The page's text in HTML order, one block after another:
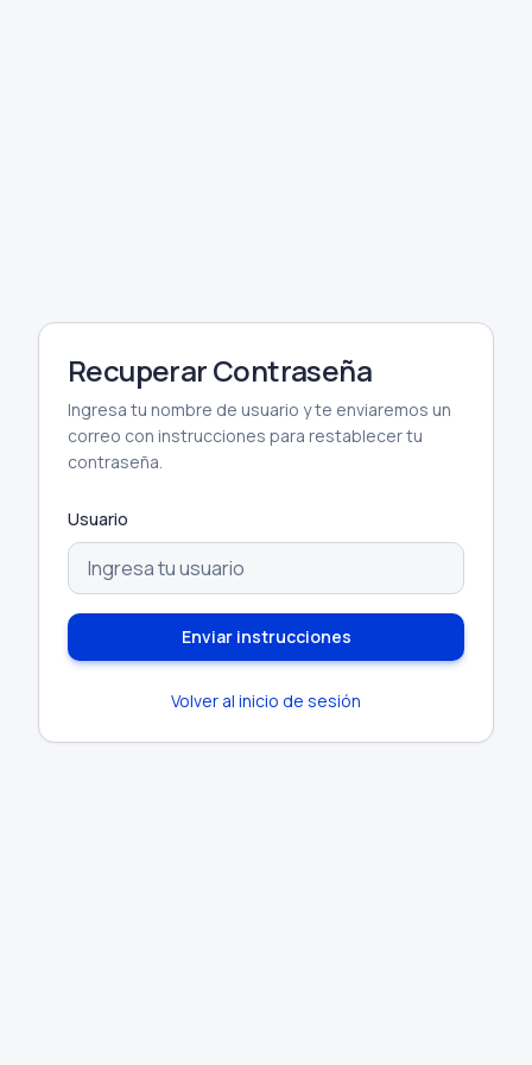
Recuperar Contraseña
Ingresa tu nombre de usuario y te enviaremos un
correo con instrucciones para restablecer tu
contraseña.
Usuario
Enviar instrucciones
Volver al inicio de sesión